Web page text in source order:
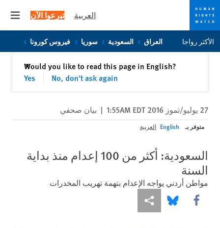
Skip
to
Skip
to
العربية تبرعوا الآن
الأكثر رواجا العراق السعودية سوريا فيروس كورونا
Would you like to read this page in English?
Yes
No, don't ask again
✕إغلاق
27 يوليو/تموز 2016 1:55AM EDT | بيان صحفي
متوفر بـ English العربية
السعودية: أكثر من 100 إعدام منذ بداية
السنة
مواطن أردني يواجه الإعدام بتهمة تهريب المخدرات
Share this via Facebook
Share this via Bluesky
Share this via مشاركة